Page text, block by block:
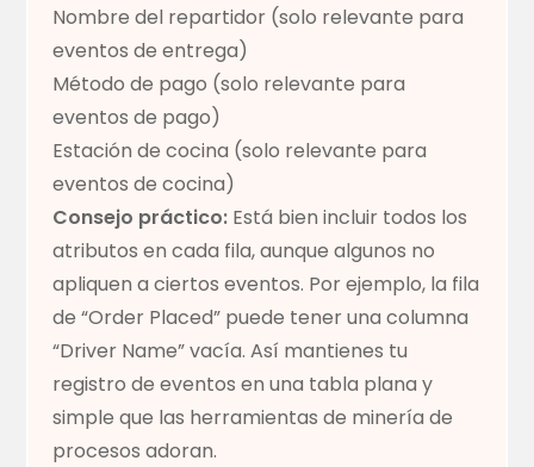
Nombre del repartidor (solo relevante para
eventos de entrega)
Método de pago (solo relevante para
eventos de pago)
Estación de cocina (solo relevante para
eventos de cocina)
Consejo práctico: Está bien incluir todos los
atributos en cada fila, aunque algunos no
apliquen a ciertos eventos. Por ejemplo, la fila
de “Order Placed” puede tener una columna
“Driver Name” vacía. Así mantienes tu
registro de eventos en una tabla plana y
simple que las herramientas de minería de
procesos adoran.